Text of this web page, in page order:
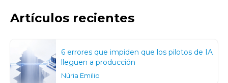
Artículos recientes
6 errores que impiden que los pilotos de IA
lleguen a producción
Núria Emilio